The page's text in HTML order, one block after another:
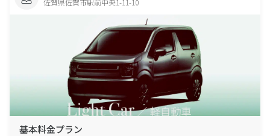
佐賀県佐賀市駅前中央1-11-10
基本料金プラン